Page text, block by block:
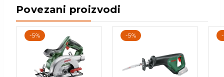
Povezani proizvodi
-5% -5%